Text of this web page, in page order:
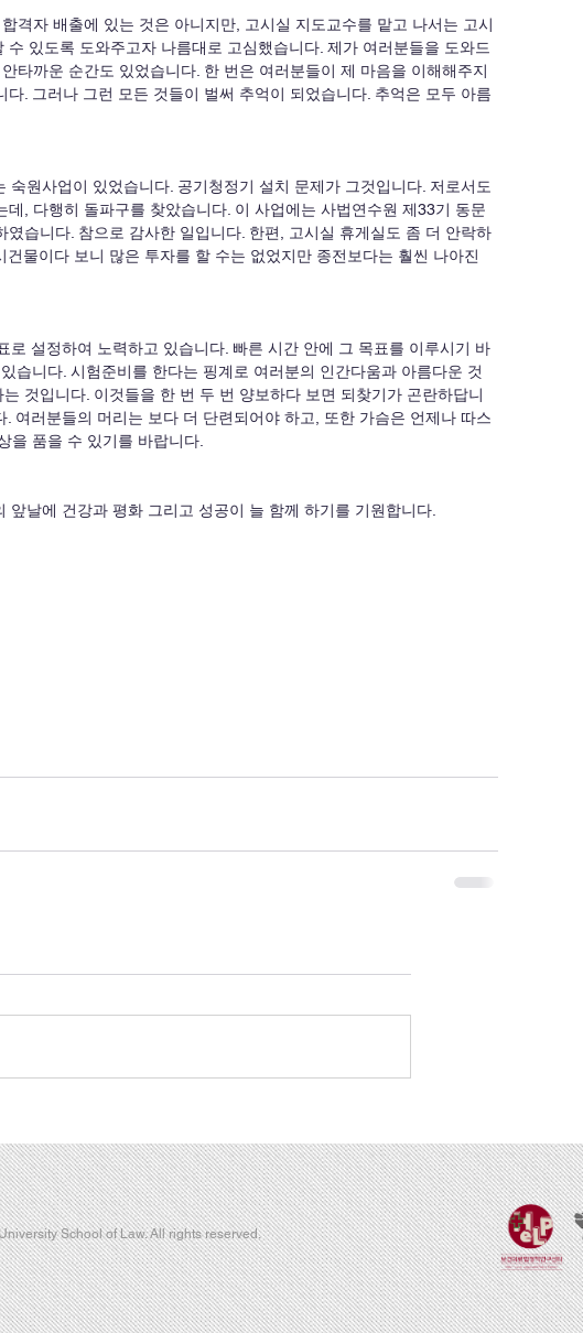
있도록 도와주고자 나름대로 고심했습니다. 제가 여러분들을 도와드
타까운 순간도 있었습니다. 한 번은 여러분들이 제 마음을 이해해주지
. 그러나 그런 모든 것들이 벌써 추억이 되었습니다. 추억은 모두 아름
, 다행히 돌파구를 찾았습니다. 이 사업에는 사법연수원 제33기 동문
습니다. 참으로 감사한 일입니다. 한편, 고시실 휴게실도 좀 더 안락하
물이다 보니 많은 투자를 할 수는 없었지만 종전보다는 훨씬 나아진
습니다. 시험준비를 한다는 핑계로 여러분의 인간다움과 아름다운 것
것입니다. 이것들을 한 번 두 번 양보하다 보면 되찾기가 곤란하답니
여러분들의 머리는 보다 더 단련되어야 하고, 또한 가슴은 언제나 따스
을 품을 수 있기를 바랍니다.
앞날에 건강과 평화 그리고 성공이 늘 함께 하기를 기원합니다.
School of Law. All rights reserved.